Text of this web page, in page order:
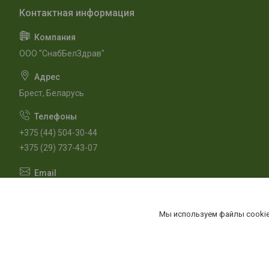
ООО "СнабБелЗдрав"
Брест, Беларусь
+375 (44) 504-30-44
+375 (29) 737-43-07
Мы используем файлы